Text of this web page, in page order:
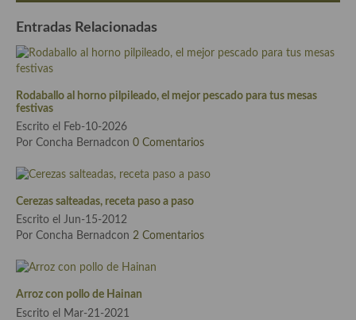
Cocina Hungara
Cocina Italiana
Cocina Luxemburgo
Cocina Polaca
Cocina portuguesa
Cocina Rusa
Cocina Sueca
Cocina Suiza
Entradas Relacionadas
Rodaballo al horno pilpileado, el mejor pescado para tus mesas
festivas
Escrito el Feb-10-2026
Por Concha Bernadcon 0 Comentarios
Cerezas salteadas, receta paso a paso
Escrito el Jun-15-2012
Por Concha Bernadcon 2 Comentarios
Arroz con pollo de Hainan
Escrito el Mar-21-2021